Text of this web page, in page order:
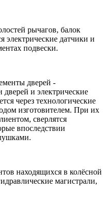
рычагов, балок
электрические датчики и
подвески.
дверей -
и электрические
через технологические
изготовителем. При их
сверлятся
впоследствии
находящихся в колёсной
магистрали,